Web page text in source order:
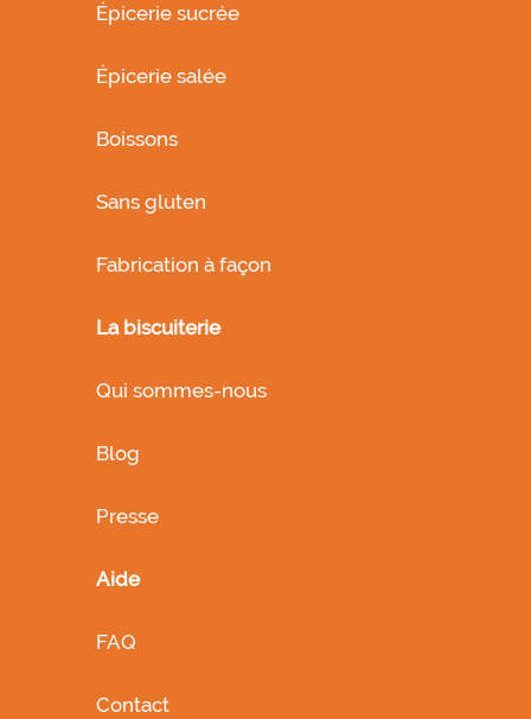
Épicerie sucrée
Épicerie salée
Boissons
Sans gluten
Fabrication à façon
La biscuiterie
Qui sommes-nous
Blog
Presse
Aide
FAQ
Contact